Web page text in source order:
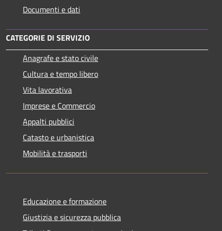
Documenti e dati
CATEGORIE DI SERVIZIO
Anagrafe e stato civile
Cultura e tempo libero
Vita lavorativa
Imprese e Commercio
Appalti pubblici
Catasto e urbanistica
Mobilità e trasporti
Educazione e formazione
Giustizia e sicurezza pubblica